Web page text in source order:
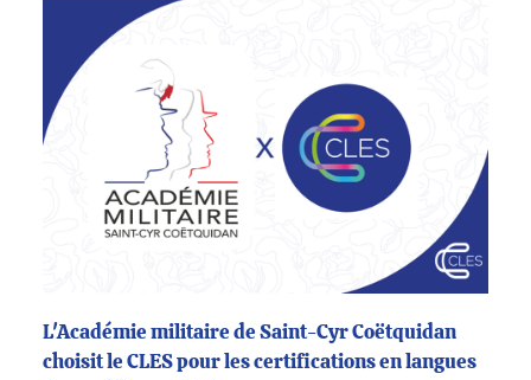
L'Académie militaire de Saint-Cyr Coëtquidan
choisit le CLES pour les certifications en langues